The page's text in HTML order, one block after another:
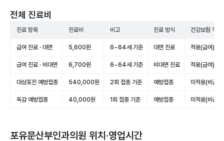
전체 진료비
진료 항목 진료비 비고 진료 방식 건강보험 적용
급여 진료 · 대면 5,600원 6~64세 기준 대면 진료 적용(급여)
급여 진료 · 비대면 6,700원 6~64세 기준 비대면 진료 적용(급여)
대상포진 예방접종 540,000원 2회 접종 기준 예방접종 미적용(비급여)
독감 예방접종 40,000원 1회 접종 기준 예방접종 미적용(비급여)
포유문산부인과의원 위치·영업시간